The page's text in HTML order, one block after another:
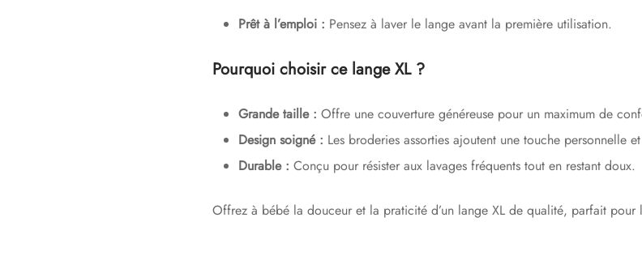
Prêt à l’emploi : Pensez à laver le lange avant la première utilisation.
Pourquoi choisir ce lange XL ?
Grande taille : Offre une couverture généreuse pour un maximum de
Design soigné : Les broderies assorties ajoutent une touche personnelle
Durable : Conçu pour résister aux lavages fréquents tout en restant doux.
Offrez à bébé la douceur et la praticité d’un lange XL de qualité, parfait pour